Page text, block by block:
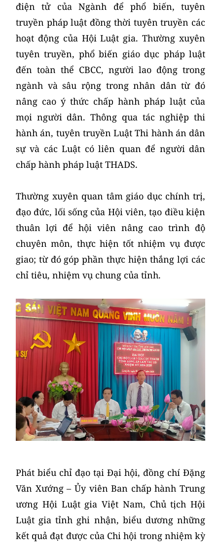
điện tử của Ngành để phổ biến, tuyên
truyền pháp luật đồng thời tuyên truyền các
hoạt động của Hội Luật gia. Thường xuyên
tuyên truyền, phổ biến giáo dục pháp luật
đến toàn thể CBCC, người lao động trong
ngành và sâu rộng trong nhân dân từ đó
nâng cao ý thức chấp hành pháp luật của
mọi người dân. Thông qua tác nghiệp thi
hành án, tuyên truyền Luật Thi hành án dân
sự và các Luật có liên quan để người dân
chấp hành pháp luật THADS.
Thường xuyên quan tâm giáo dục chính trị,
đạo đức, lối sống của Hội viên, tạo điều kiện
thuân lợi để hội viên nâng cao trình độ
chuyên môn, thực hiện tốt nhiệm vụ được
giao; từ đó góp phần thực hiện thắng lợi các
chỉ tiêu, nhiệm vụ chung của tỉnh.
Phát biểu chỉ đạo tại Đại hội, đồng chí Đặng
Văn Xướng – Ủy viên Ban chấp hành Trung
ương Hội Luật gia Việt Nam, Chủ tịch Hội
Luật gia tỉnh ghi nhận, biểu dương những
kết quả đạt được của Chi hội trong nhiệm kỳ